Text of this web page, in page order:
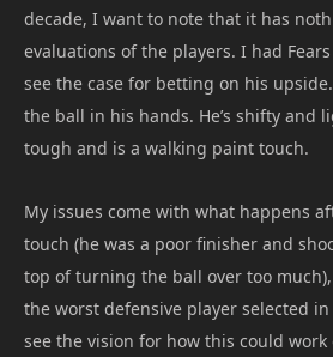
decade, I want to note that it has
evaluations of the players. I had
see the case for betting on his
the ball in his hands. He’s shifty and
tough and is a walking paint touch.
My issues come with what happens
touch (he was a poor finisher and
top of turning the ball over too
the worst defensive player selected
see the vision for how this could work